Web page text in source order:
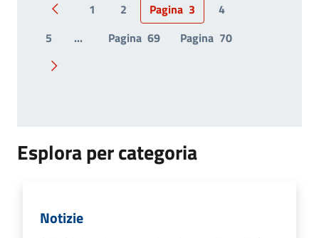
Pagina precedente
1 2 Pagina 3
4
5
... Pagina 69 Pagina 70
Pagina successiva
Esplora per categoria
Notizie